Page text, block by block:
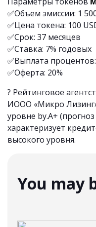
✅Объем эмиссии: 1
✅Цена токена: 100
✅Срок: 37 месяцев
✅Ставка: 7% годовых
✅Выплата
✅Оферта: 20%
? Рейтинговое
ИООО «Микро
уровне by.A+
характеризует
высокого уровня.
You may